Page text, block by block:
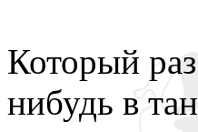
Который
нибудь в